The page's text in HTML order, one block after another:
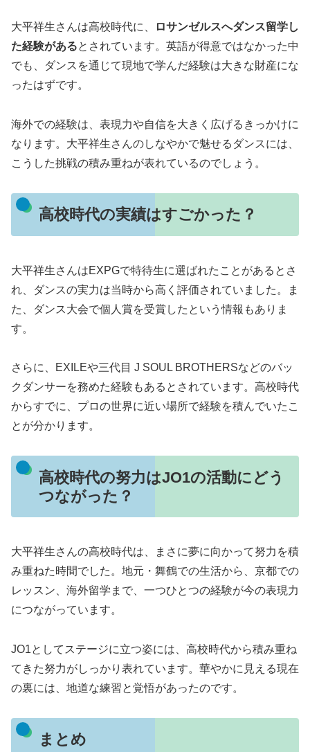
大平祥生さんは高校時代に、
ロサンゼルスへダンス留学し
た経験があるとされています。英語が得意ではなかった中
でも、ダンスを通じて現地で学んだ経験は大きな財産にな
ったはずです。
海外での経験は、表現力や自信を大きく広げるきっかけに
なります。大平祥生さんのしなやかで魅せるダンスには、
こうした挑戦の積み重ねが表れているのでしょう。
高校時代の実績はすごかった？
大平祥生さんはEXPGで特待生に選ばれたことがあるとさ
れ、ダンスの実力は当時から高く評価されていました。ま
た、ダンス大会で個人賞を受賞したという情報もありま
す。
さらに、EXILEや三代目 J SOUL BROTHERSなどのバッ
クダンサーを務めた経験もあるとされています。高校時代
からすでに、プロの世界に近い場所で経験を積んでいたこ
とが分かります。
高校時代の努力はJO1の活動にどう
つながった？
大平祥生さんの高校時代は、まさに夢に向かって努力を積
み重ねた時間でした。地元・舞鶴での生活から、京都での
レッスン、海外留学まで、一つひとつの経験が今の表現力
につながっています。
JO1としてステージに立つ姿には、高校時代から積み重ね
てきた努力がしっかり表れています。華やかに見える現在
の裏には、地道な練習と覚悟があったのです。
まとめ